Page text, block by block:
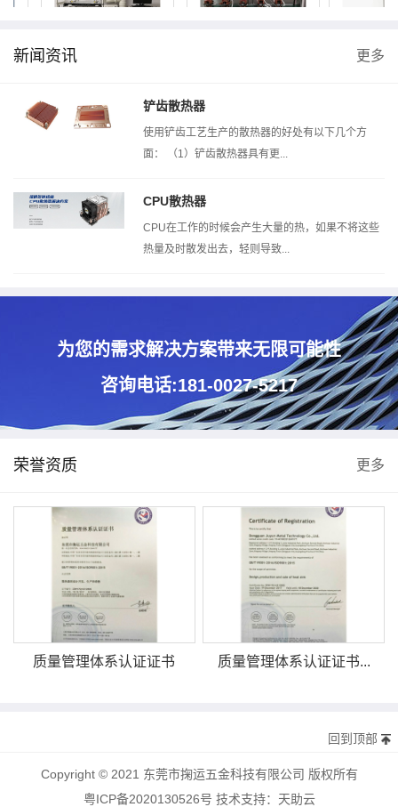
新闻资讯 更多
铲齿散热器
使用铲齿工艺生产的散热器的好处有以下几个方
面： （1）铲齿散热器具有更...
CPU散热器
CPU在工作的时候会产生大量的热，如果不将这些
热量及时散发出去，轻则导致...
为您的需求解决方案带来无限可能性
咨询电话:181-0027-5217
荣誉资质 更多
质量管理体系认证证书 质量管理体系认证证书...
回到顶部
Copyright © 2021 东莞市掬运五金科技有限公司 版权所有
粤ICP备2020130526号 技术支持： 天助云